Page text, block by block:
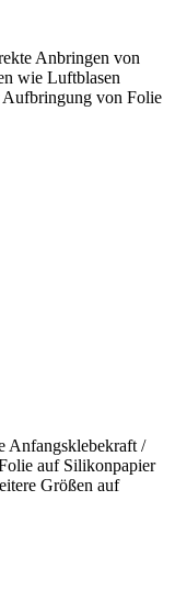
Anbringen von
wie Luftblasen
Aufbringung von Folie
Anfangsklebekraft /
auf Silikonpapier
Größen auf